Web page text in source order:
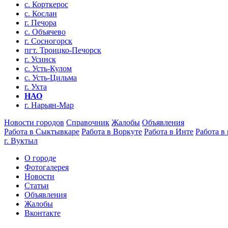
с. Корткерос
с. Кослан
г. Печора
с. Объячево
г. Сосногорск
пгт. Троицко-Печорск
г. Усинск
с. Усть-Кулом
с. Усть-Цильма
г. Ухта
НАО
г. Нарьян-Мар
Новости городов Справочник Жалобы Объявления
Работа в Сыктывкаре Работа в Воркуте Работа в Инте Работа в
г. Вуктыл
О городе
Фотогалерея
Новости
Статьи
Объявления
Жалобы
Вконтакте